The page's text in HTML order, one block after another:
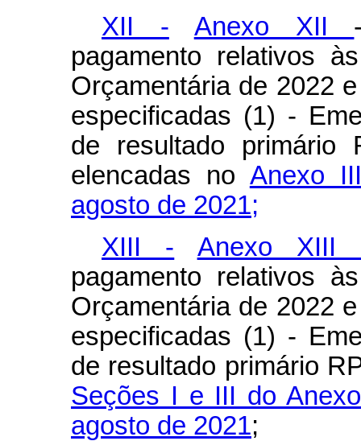
XII -
Anexo XII
pagamento relativos
Orçamentária de 2022
especificadas (1) -
de resultado
elencadas no Anexo
agosto de 2021;
XIII -
Anexo XIII
pagamento relativos
Orçamentária de 2022
especificadas (1) -
de resultado primário
Seções I e III do
agosto de 2021;